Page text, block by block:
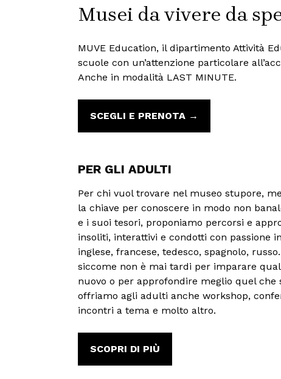
Musei da vivere da
MUVE Education, il dipartimento Attività
scuole con un’attenzione particolare
Anche in modalità LAST MINUTE.
SCEGLI E PRENOTA →
PER GLI ADULTI
Per chi vuol trovare nel museo stupore,
la chiave per conoscere in modo non
e i suoi tesori, proponiamo percorsi e
insoliti, interattivi e condotti con passione
inglese, francese, tedesco, spagnolo,
siccome non è mai tardi per imparare
nuovo o per approfondire meglio quel che
offriamo agli adulti anche workshop,
incontri a tema e molto altro.
SCOPRI DI PIÙ